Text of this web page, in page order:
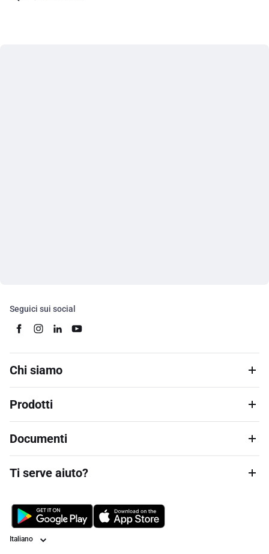
Seguici sui social
Chi siamo
Prodotti
Documenti
Ti serve aiuto?
Lingua